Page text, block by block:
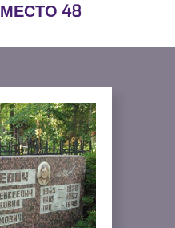
МЕСТО 48